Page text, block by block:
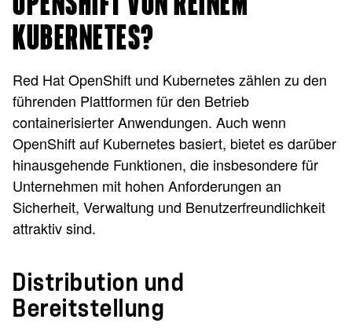
KUBERNETES?
Red Hat OpenShift und Kubernetes zählen zu den
führenden Plattformen für den Betrieb
containerisierter Anwendungen. Auch wenn
OpenShift auf Kubernetes basiert, bietet es darüber
hinausgehende Funktionen, die insbesondere für
Unternehmen mit hohen Anforderungen an
Sicherheit, Verwaltung und Benutzerfreundlichkeit
attraktiv sind.
Distribution und
Bereitstellung